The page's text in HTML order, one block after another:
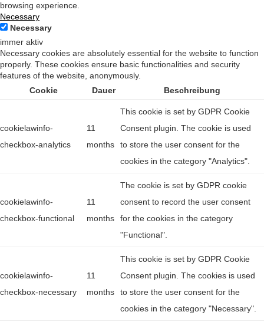
browsing experience.
Necessary
Necessary
immer aktiv
Necessary cookies are absolutely essential for the website to function
properly. These cookies ensure basic functionalities and security
features of the website, anonymously.
Cookie
Dauer Beschreibung
cookielawinfo-
checkbox-analytics
11
months
This cookie is set by GDPR Cookie
Consent plugin. The cookie is used
to store the user consent for the
cookies in the category "Analytics".
cookielawinfo-
checkbox-functional
11
months
The cookie is set by GDPR cookie
consent to record the user consent
for the cookies in the category
"Functional".
cookielawinfo-
checkbox-necessary
11
months
This cookie is set by GDPR Cookie
Consent plugin. The cookies is used
to store the user consent for the
cookies in the category "Necessary".